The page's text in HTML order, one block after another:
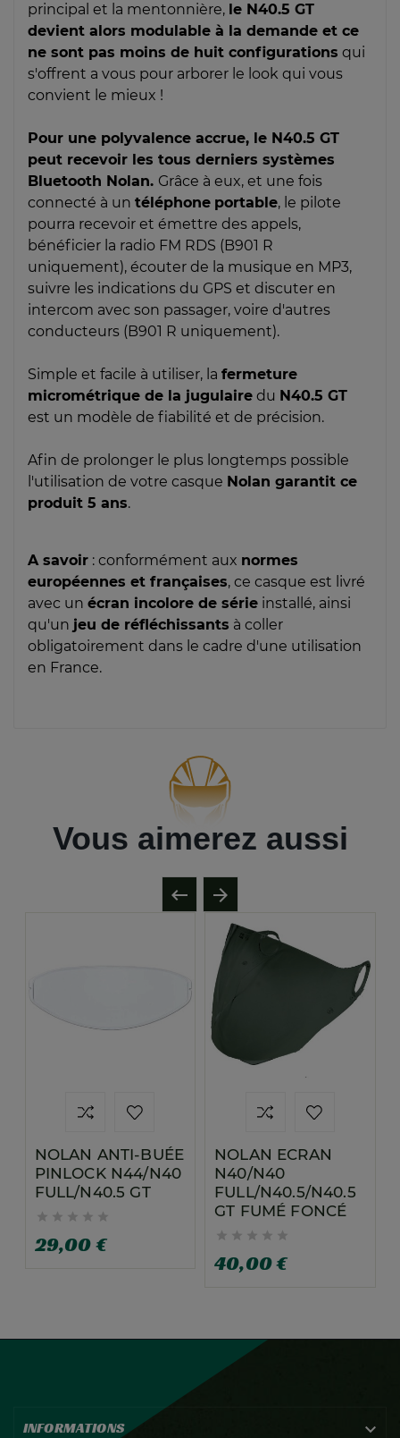
principal et la mentonnière, le N40.5 GT
devient alors modulable à la demande et ce
ne sont pas moins de huit configurations qui
s'offrent a vous pour arborer le look qui vous
convient le mieux !
Pour une polyvalence accrue, le N40.5 GT
peut recevoir les tous derniers systèmes
Bluetooth Nolan. Grâce à eux, et une fois
connecté à un téléphone portable, le pilote
pourra recevoir et émettre des appels,
bénéficier la radio FM RDS (B901 R
uniquement), écouter de la musique en MP3,
suivre les indications du GPS et discuter en
intercom avec son passager, voire d'autres
conducteurs (B901 R uniquement).
Simple et facile à utiliser, la fermeture
micrométrique de la jugulaire du N40.5 GT
est un modèle de fiabilité et de précision.
Afin de prolonger le plus longtemps possible
l'utilisation de votre casque Nolan garantit ce
produit 5 ans.
A savoir : conformément aux normes
européennes et françaises, ce casque est livré
avec un écran incolore de série installé, ainsi
qu'un jeu de réfléchissants à coller
obligatoirement dans le cadre d'une utilisation
en France.
Vous aimerez aussi
 arrow_forward
NOLAN ANTI-BUÉE
PINLOCK N44/N40
FULL/N40.5 GT
    
29,00 €
NOLAN ECRAN
N40/N40
FULL/N40.5/N40.5
GT FUMÉ FONCÉ
    
40,00 €
INFORMATIONS 